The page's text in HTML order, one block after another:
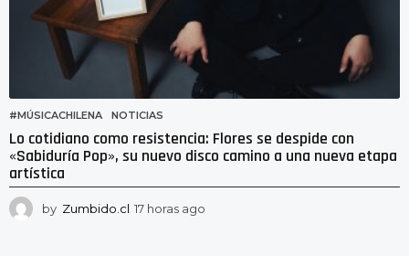
#MÚSICACHILENA ,NOTICIAS
Lo cotidiano como resistencia: Flores se despide con
«Sabiduría Pop», su nuevo disco camino a una nueva etapa
artística
by Zumbido.cl 17 horas ago